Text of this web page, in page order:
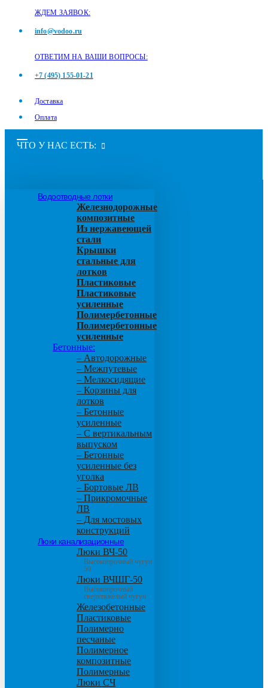
ЖДЕМ ЗАЯВОК:
info@vodoo.ru
ОТВЕТИМ НА ВАШИ ВОПРОСЫ:
+7 (495) 155-01-21
Доставка
Оплата
ЧТО У НАС ЕСТЬ:
Водоотводные лотки
Железнодорожные
композитные
Из нержавеющей
стали
Крышки
стальные для
лотков
Пластиковые
Пластиковые
усиленные
Полимербетонные
Полимербетонные
усиленные
Бетонные:
– Автодорожные
– Межпутевые
– Мелкосидящие
– Корзины для
лотков
– Бетонные
усиленные
– С вертикальным
выпуском
– Бетонные
усиленные без
уголка
– Бортовые ЛВ
– Прикромочные
ЛВ
– Для мостовых
конструкций
Люки канализационные
Люки ВЧ-50
Высокопрочный чугун
50
Люки ВЧШГ-50
Высокопрочный
сверхтяжелый чугун
Железобетонные
Пластиковые
Полимерно
песчаные
Полимерное
композитные
Полимерные
Люки СЧ